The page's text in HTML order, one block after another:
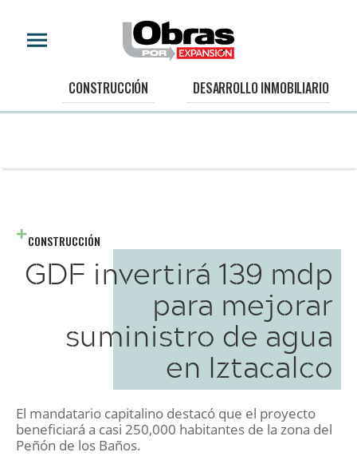
CONSTRUCCIÓN DESARROLLO INMOBILIARIO
CONSTRUCCIÓN
GDF invertirá 139 mdp
para mejorar
suministro de agua
en Iztacalco
El mandatario capitalino destacó que el proyecto
beneficiará a casi 250,000 habitantes de la zona del
Peñón de los Baños.